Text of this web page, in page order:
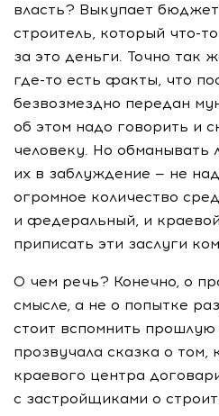
власть? Выкупает
строитель, который что-то
за это деньги. Точно так
где-то есть факты, что
безвозмездно передан
об этом надо говорить и
человеку. Но обманывать
их в заблуждение — не
огромное количество
и федеральный, и
приписать эти заслуги
О чем речь? Конечно, о
смысле, а не о попытке
стоит вспомнить
прозвучала сказка о том,
краевого центра
с застройщиками о